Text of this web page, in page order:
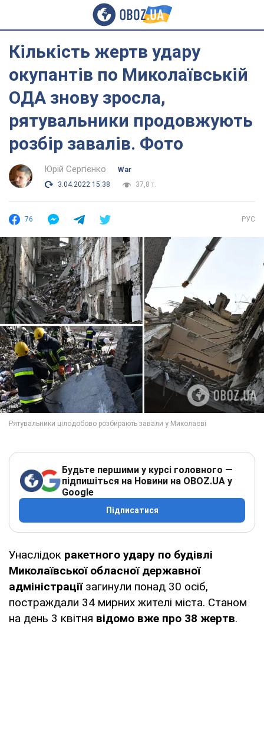
Кількість жертв удару
окупантів по Миколаївській
ОДА знову зросла,
рятувальники продовжують
розбір завалів. Фото
Юрій Сергієнко
War
3.04.2022 15:38
37,8 т.
76 РУС
Будьте першими у курсі головного —
підпишіться на Новини на OBOZ.UA у
Google
Підписатися
Унаслідок ракетного удару по будівлі
Миколаївської обласної державної
адміністраціїзагинули понад 30 осіб,
постраждали 34 мирних жителі міста. Станом
на день 3 квітня відомо вже про 38 жертв.